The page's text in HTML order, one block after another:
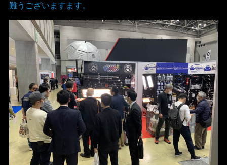
難うございますます。